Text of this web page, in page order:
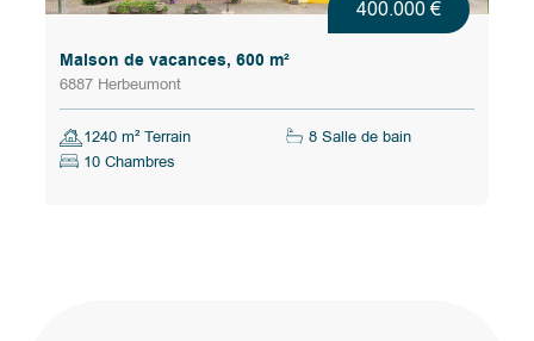
400.000 €
Maison de vacances, 600 m²
6887 Herbeumont
1240 m² Terrain
8 Salle de bain
10 Chambres